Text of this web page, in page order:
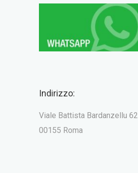
Indirizzo:
Viale Battista Bardanzellu 62
00155 Roma